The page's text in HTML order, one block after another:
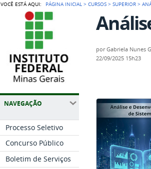
VOCÊ ESTÁ AQUI: PÁGINA INICIAL >CURSOS >SUPERIOR >
NAVEGAÇÃO
Processo Seletivo
Concurso Público
Boletim de Serviços
porGabriela Nunes
22/09/2025 15h23